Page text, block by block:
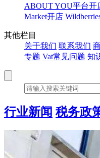
ABOUT YOU平台开
Market开店
其他栏目
关于我们 联系我们
专题 Vat常见问题 知
行业新闻 税务政